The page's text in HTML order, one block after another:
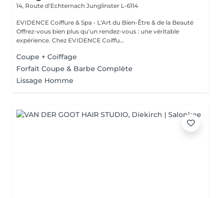
14, Route d‘Echternach Junglinster L-6114
EVIDENCE Coiffure & Spa - L'Art du Bien-Être & de la Beauté
Offrez-vous bien plus qu'un rendez-vous : une véritable
expérience. Chez EVIDENCE Coiffu...
Coupe + Coiffage
Forfait Coupe & Barbe Complète
Lissage Homme